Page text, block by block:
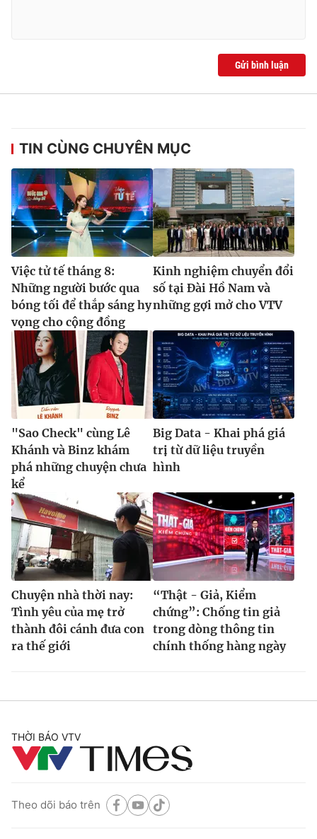
® Cấm sao chép dưới mọi hình thức nếu không có sự chấp
thuận bằng văn bản. Ghi rõ nguồn VTV.vn khi phát hành lại
thông tin từ website này.
Gửi bình luận
TIN CÙNG CHUYÊN MỤC
Việc tử tế tháng 8:
Những người bước qua
bóng tối để thắp sáng hy
vọng cho cộng đồng
Kinh nghiệm chuyển đổi
số tại Đài Hồ Nam và
những gợi mở cho VTV
"Sao Check" cùng Lê
Khánh và Binz khám
phá những chuyện chưa
kể
Big Data - Khai phá giá
trị từ dữ liệu truyền
hình
Chuyện nhà thời nay:
Tình yêu của mẹ trở
thành đôi cánh đưa con
ra thế giới
“Thật - Giả, Kiểm
chứng”: Chống tin giả
trong dòng thông tin
chính thống hàng ngày
THỜI BÁO VTV
Theo dõi báo trên